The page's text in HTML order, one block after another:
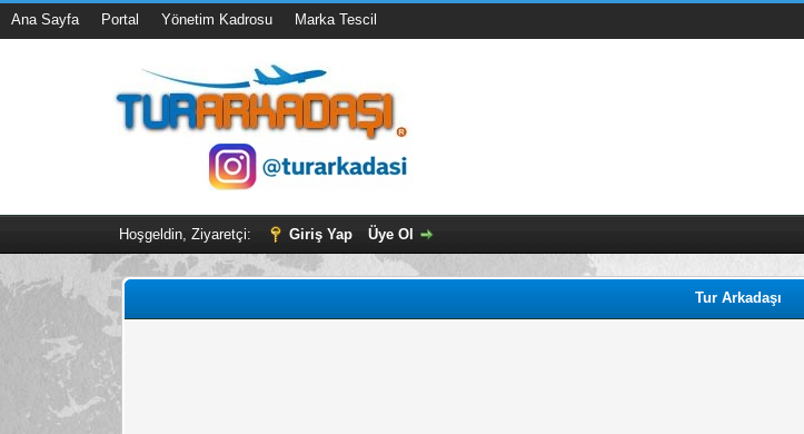
Ana Sayfa Portal Yönetim Kadrosu Marka Tescil
Hoşgeldin, Ziyaretçi: Giriş Yap Üye Ol
Tur Arkadaşı